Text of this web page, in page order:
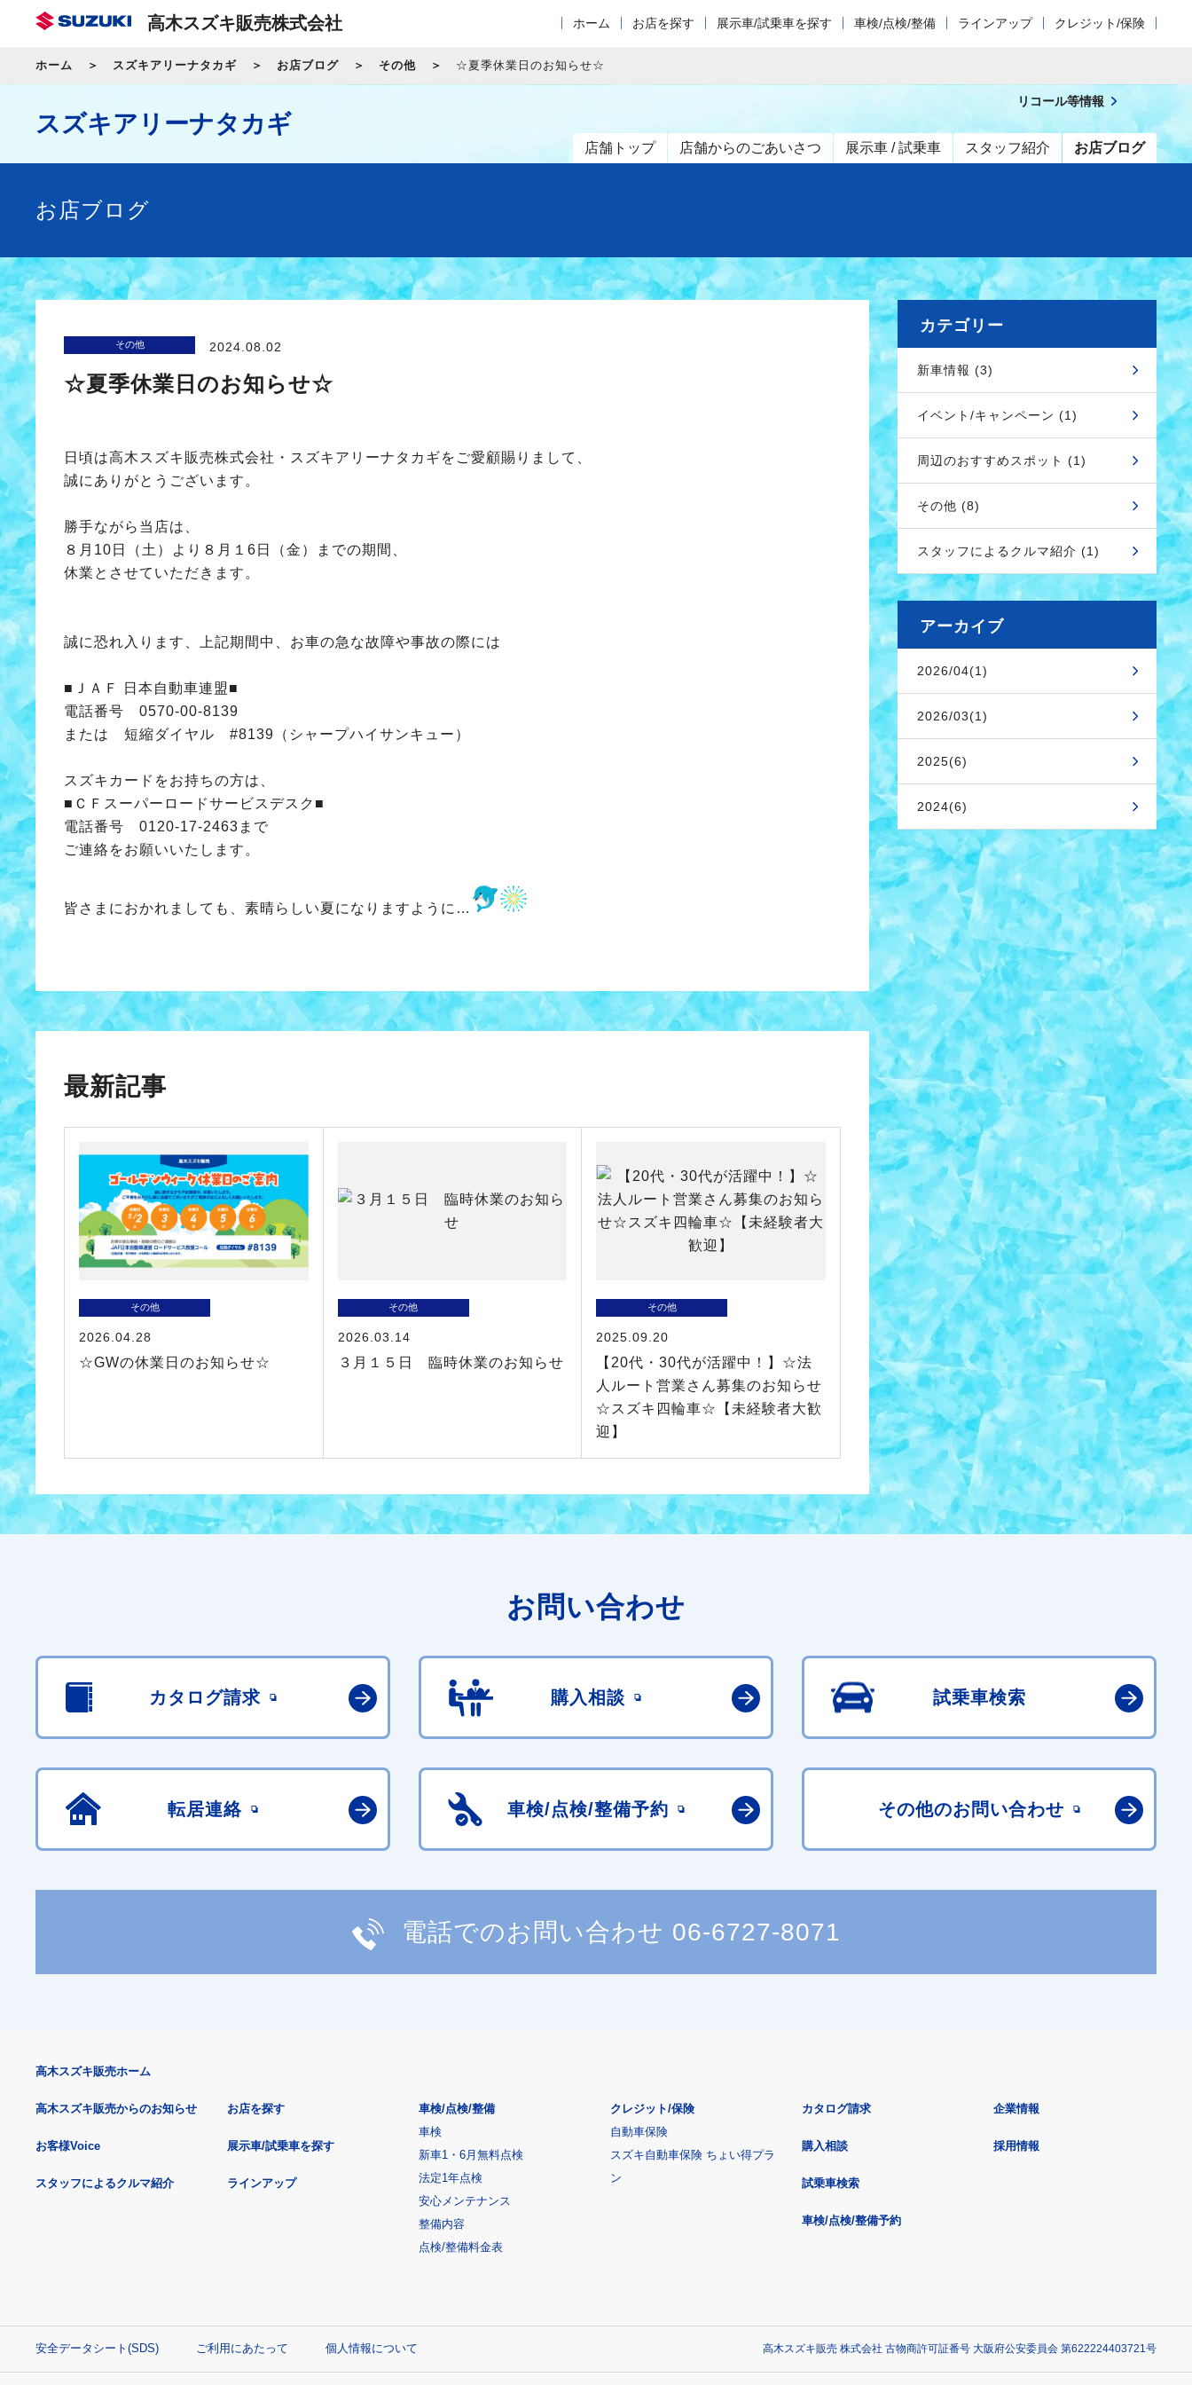
高木スズキ販売株式会社 ホーム お店を探す 展示車/試乗車を探す 車検/点検/整備 ラインアップ クレジット/保険
ホーム スズキアリーナタカギ お店ブログ その他 ☆夏季休業日のお知らせ☆
スズキアリーナタカギ
店舗トップ 店舗からのごあいさつ 展示車 / 試乗車 スタッフ紹介 お店ブログ
リコール等情報
お店ブログ
その他 2024.08.02
☆夏季休業日のお知らせ☆
日頃は高木スズキ販売株式会社・スズキアリーナタカギをご愛顧賜りまして、
誠にありがとうございます。
勝手ながら当店は、
８月10日（土）より８月１6日（金）までの期間、
休業とさせていただきます。
誠に恐れ入ります、上記期間中、お車の急な故障や事故の際には
■ＪＡＦ 日本自動車連盟■
電話番号 0570‐00‐8139
または 短縮ダイヤル #8139（シャープハイサンキュー）
スズキカードをお持ちの方は、
■ＣＦスーパーロードサービスデスク■
電話番号 0120-17-2463まで
ご連絡をお願いいたします。
皆さまにおかれましても、素晴らしい夏になりますように…
最新記事
その他
2026.04.28
☆GWの休業日のお知らせ☆
その他
2026.03.14
３月１５日 臨時休業のお知らせ
その他
2025.09.20
【20代・30代が活躍中！】☆法
人ルート営業さん募集のお知らせ
☆スズキ四輪車☆【未経験者大歓
迎】
カテゴリー
新車情報 (3)
イベント/キャンペーン (1)
周辺のおすすめスポット (1)
その他 (8)
スタッフによるクルマ紹介 (1)
アーカイブ
2026/04(1)
2026/03(1)
2025(6)
2024(6)
お問い合わせ
カタログ請求 購入相談 試乗車検索
転居連絡 車検/点検/整備予約 その他のお問い合わせ
電話でのお問い合わせ 06-6727-8071
高木スズキ販売ホーム
高木スズキ販売からのお知らせ
お客様Voice
スタッフによるクルマ紹介
お店を探す
展示車/試乗車を探す
ラインアップ
車検/点検/整備
車検
新車1・6月無料点検
法定1年点検
安心メンテナンス
整備内容
点検/整備料金表
クレジット/保険
自動車保険
スズキ自動車保険 ちょい得プラ
ン
カタログ請求
購入相談
試乗車検索
車検/点検/整備予約
企業情報
採用情報
安全データシート(SDS) ご利用にあたって 個人情報について 高木スズキ販売 株式会社 古物商許可証番号 大阪府公安委員会 第622224403721号